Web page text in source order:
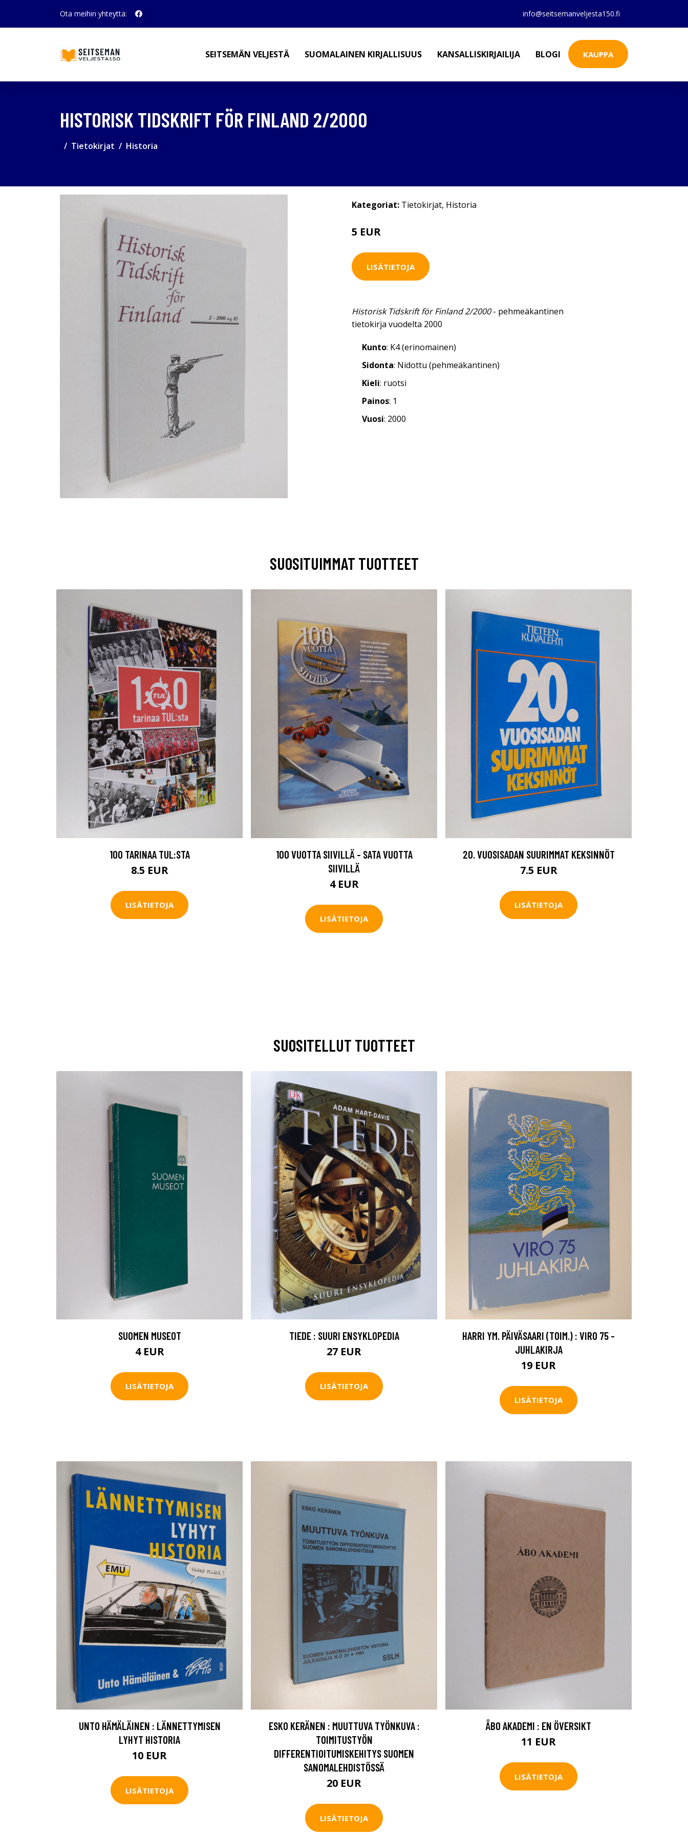
Ota meihin yhteyttä: info@seitsemanveljesta150.fi
SEITSEMÄN VELJESTÄ SUOMALAINEN KIRJALLISUUS KANSALLISKIRJAILIJA BLOGI KAUPPA
HISTORISK TIDSKRIFT FÖR FINLAND 2/2000
Tietokirjat Historia
Kategoriat: Tietokirjat, Historia
5 EUR
LISÄTIETOJA
Historisk Tidskrift för Finland 2/2000- pehmeäkantinen
tietokirja vuodelta 2000
Kunto: K4 (erinomainen)
Sidonta: Nidottu (pehmeäkantinen)
Kieli: ruotsi
Painos: 1
Vuosi: 2000
SUOSITUIMMAT TUOTTEET
100 TARINAA TUL:STA
8.5 EUR
LISÄTIETOJA
100 VUOTTA SIIVILLÄ - SATA VUOTTA
SIIVILLÄ
4 EUR
LISÄTIETOJA
20. VUOSISADAN SUURIMMAT KEKSINNÖT
7.5 EUR
LISÄTIETOJA
SUOSITELLUT TUOTTEET
SUOMEN MUSEOT
4 EUR
LISÄTIETOJA
TIEDE : SUURI ENSYKLOPEDIA
27 EUR
LISÄTIETOJA
HARRI YM. PÄIVÄSAARI (TOIM.) : VIRO 75 -
JUHLAKIRJA
19 EUR
LISÄTIETOJA
UNTO HÄMÄLÄINEN : LÄNNETTYMISEN
LYHYT HISTORIA
10 EUR
LISÄTIETOJA
ESKO KERÄNEN : MUUTTUVA TYÖNKUVA :
TOIMITUSTYÖN
DIFFERENTIOITUMISKEHITYS SUOMEN
SANOMALEHDISTÖSSÄ
20 EUR
LISÄTIETOJA
ÅBO AKADEMI : EN ÖVERSIKT
11 EUR
LISÄTIETOJA